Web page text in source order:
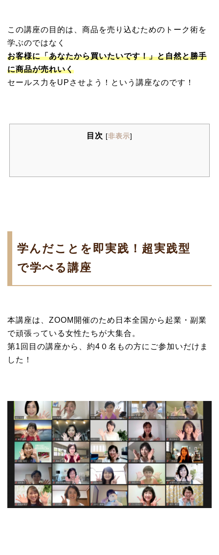
この講座の目的は、商品を売り込むためのトーク術を
学ぶのではなく
お客様に「あなたから買いたいです！」と自然と勝手
に商品が売れいく
セールス力をUPさせよう！という講座なのです！
目次 [非表示]
学んだことを即実践！超実践型
で学べる講座
本講座は、ZOOM開催のため日本全国から起業・副業
で頑張っている女性たちが大集合。
第1回目の講座から、約4０名もの方にご参加いだけま
した！